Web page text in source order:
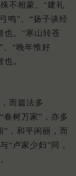
不相蒙。“建礼
鸣”、“扬子谈经
也。“寒山转苍
、“晚年惟好
。
而篇法多
春树万家”，亦多
”，和平闲丽，而
“卢家少妇”同，